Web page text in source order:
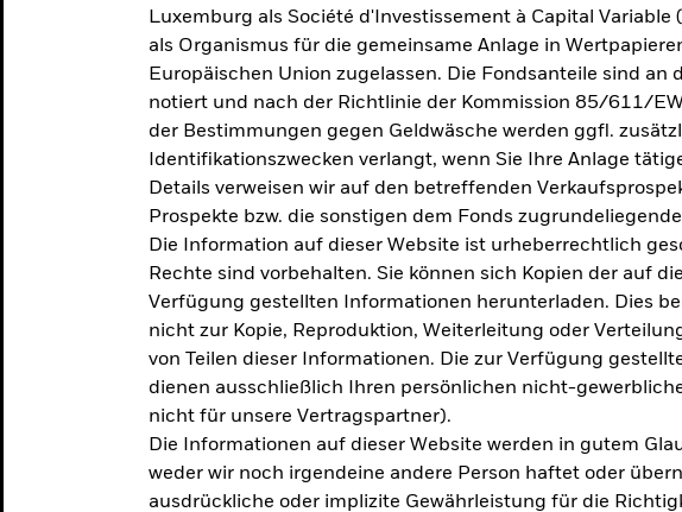
Luxemburg als Société d'Investissement à Capital Variable
als Organismus für die gemeinsame Anlage in
Europäischen Union zugelassen. Die Fondsanteile sind an
notiert und nach der Richtlinie der Kommission 85/611/
der Bestimmungen gegen Geldwäsche werden ggfl.
Identifikationszwecken verlangt, wenn Sie Ihre Anlage
Details verweisen wir auf den betreffenden
Prospekte bzw. die sonstigen dem Fonds
Die Information auf dieser Website ist urheberrechtlich
Rechte sind vorbehalten. Sie können sich Kopien der auf
Verfügung gestellten Informationen herunterladen. Dies
nicht zur Kopie, Reproduktion, Weiterleitung oder
von Teilen dieser Informationen. Die zur Verfügung
dienen ausschließlich Ihren persönlichen nicht-
nicht für unsere Vertragspartner).
Die Informationen auf dieser Website werden in gutem
weder wir noch irgendeine andere Person haftet oder
ausdrückliche oder implizite Gewährleistung für die